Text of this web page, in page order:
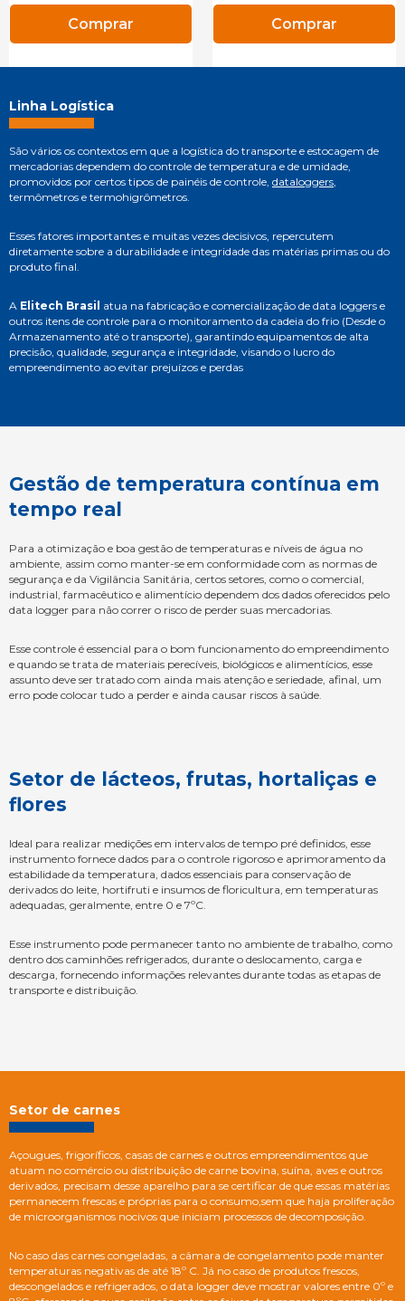
Comprar Comprar
Linha Logística
São vários os contextos em que a logística do transporte e estocagem de
mercadorias dependem do controle de temperatura e de umidade,
promovidos por certos tipos de painéis de controle, dataloggers
termômetros e termohigrômetros.
Esses fatores importantes e muitas vezes decisivos, repercutem
diretamente sobre a durabilidade e integridade das matérias primas ou do
produto final.
A Elitech Brasil atua na fabricação e comercialização de data loggers e
outros itens de controle para o monitoramento da cadeia do frio (Desde o
Armazenamento até o transporte), garantindo equipamentos de alta
precisão, qualidade, segurança e integridade, visando o lucro do
empreendimento ao evitar prejuízos e perdas
Gestão de temperatura contínua em
tempo real
Para a otimização e boa gestão de temperaturas e níveis de água no
ambiente, assim como manter-se em conformidade com as normas de
segurança e da Vigilância Sanitária, certos setores, como o comercial,
industrial, farmacêutico e alimentício dependem dos dados oferecidos pelo
data logger para não correr o risco de perder suas mercadorias.
Esse controle é essencial para o bom funcionamento do empreendimento
e quando se trata de materiais perecíveis, biológicos e alimentícios, esse
assunto deve ser tratado com ainda mais atenção e seriedade, afinal, um
erro pode colocar tudo a perder e ainda causar riscos à saúde.
Setor de lácteos, frutas, hortaliças e
flores
Ideal para realizar medições em intervalos de tempo pré definidos, esse
instrumento fornece dados para o controle rigoroso e aprimoramento da
estabilidade da temperatura, dados essenciais para conservação de
derivados do leite, hortifruti e insumos de floricultura, em temperaturas
adequadas, geralmente, entre 0 e 7ºC.
Esse instrumento pode permanecer tanto no ambiente de trabalho, como
dentro dos caminhões refrigerados, durante o deslocamento, carga e
descarga, fornecendo informações relevantes durante todas as etapas de
transporte e distribuição.
Setor de carnes
Açougues, frigoríficos, casas de carnes e outros empreendimentos que
atuam no comércio ou distribuição de carne bovina, suína, aves e outros
derivados, precisam desse aparelho para se certificar de que essas matérias
permanecem frescas e próprias para o consumo,sem que haja proliferação
de microorganismos nocivos que iniciam processos de decomposição.
No caso das carnes congeladas, a câmara de congelamento pode manter
temperaturas negativas de até 18º C. Já no caso de produtos frescos,
descongelados e refrigerados, o data logger deve mostrar valores entre 0º e